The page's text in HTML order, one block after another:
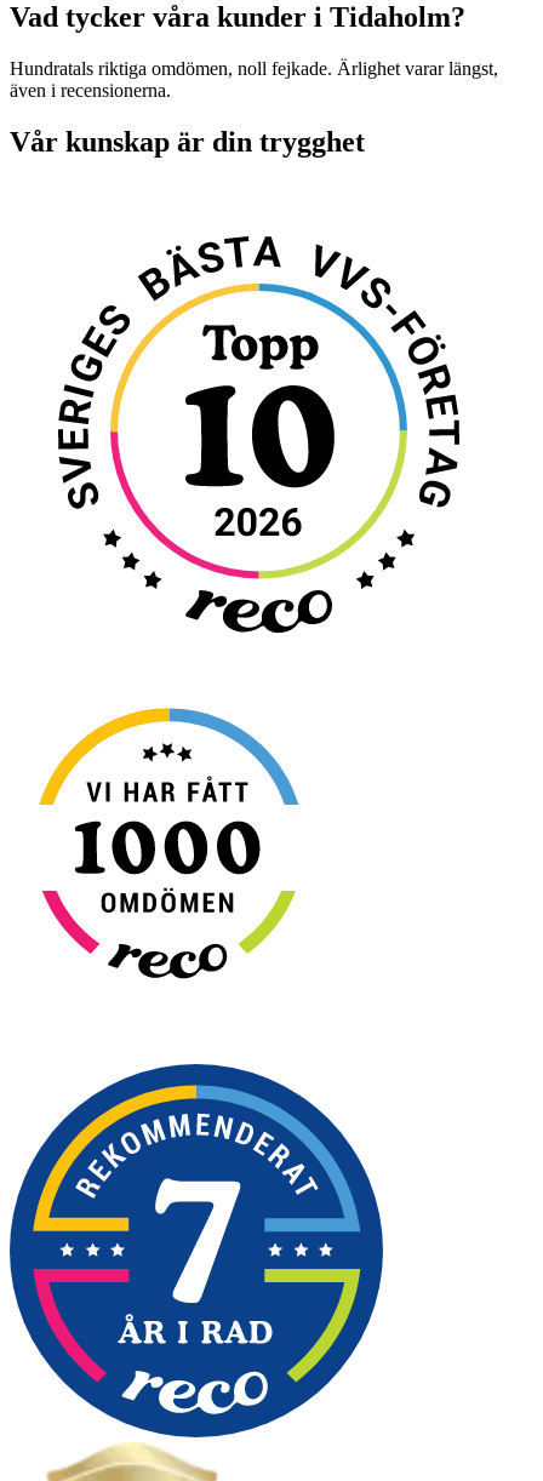
Vad tycker våra kunder i Tidaholm?
Hundratals riktiga omdömen, noll fejkade. Ärlighet varar längst,
även i recensionerna.
Vår kunskap är din trygghet